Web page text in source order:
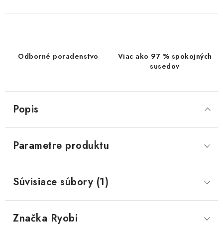
Odborné poradenstvo
Viac ako 97 % spokojných
susedov
Popis
Parametre produktu
Súvisiace súbory (1)
Značka Ryobi